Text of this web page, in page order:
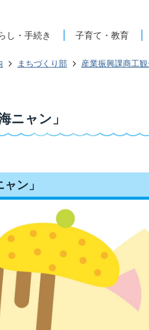
し・手続き 子育て・教育
まちづくり部 産業振興課商工
ニャン」
ン」